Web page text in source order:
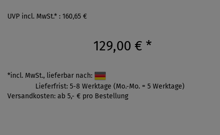
UVP incl. MwSt.* : 160,65 €
129,00 € *
*incl. MwSt., lieferbar nach:
Lieferfrist: 5-8 Werktage (Mo.-Mo. = 5 Werktage)
Versandkosten: ab 5,- € pro Bestellung